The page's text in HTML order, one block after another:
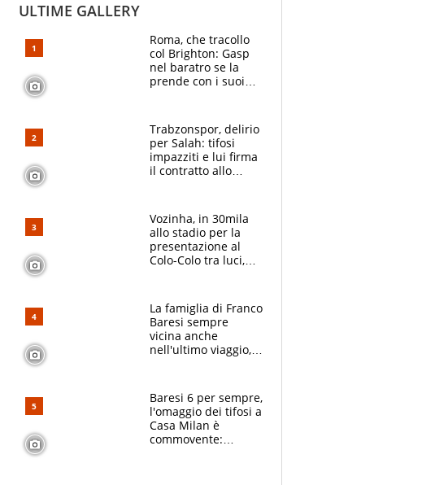
ULTIME GALLERY
Roma, che tracollo
col Brighton: Gasp
nel baratro se la
prende con i suoi
Trabzonspor, delirio
per Salah: tifosi
impazziti e lui firma
il contratto allo
Vozinha, in 30mila
allo stadio per la
presentazione al
Colo-Colo tra luci,
La famiglia di Franco
Baresi sempre
vicina anche
nell'ultimo viaggio,
circondati
dall'affetto dei tifosi
Baresi 6 per sempre,
l'omaggio dei tifosi a
Casa Milan è
commovente: